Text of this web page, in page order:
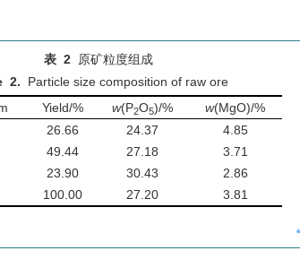
表 2
原矿粒度组成
2.
Particle size composition of raw ore
Yield/% w(P2O5)/% w(MgO)/%
26.66 24.37
4.85
49.44 27.18
3.71
23.90 30.43
2.86
100.00 27.20 3.81